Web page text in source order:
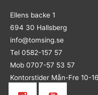
Ellens backe 1
694 30 Hallsberg
info@tomsing.se
Tel 0582-157 57
Mob 0707-57 53 57
Kontorstider Mån-Fre 10-16